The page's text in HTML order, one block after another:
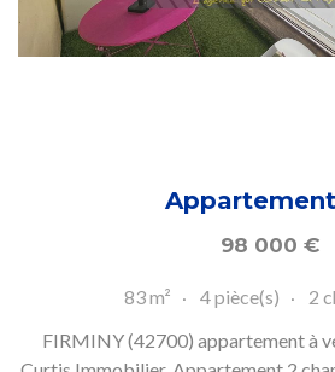
98 000 €
83 m² 4 pièce(s)
2
FIRMINY (42700) appartement à